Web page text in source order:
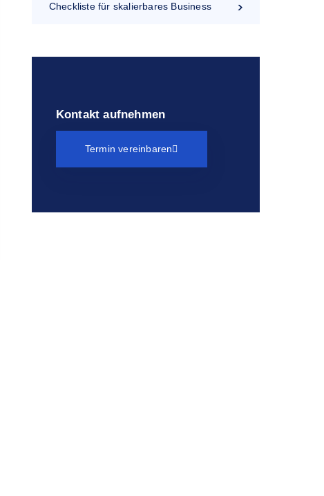
Checkliste für skalierbares Business
Kontakt aufnehmen
Termin vereinbaren